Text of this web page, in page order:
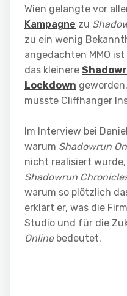
Wien gelangte vor
Kampagne zu
zu ein wenig
angedachten MMO
das kleinere
Lockdown
musste Cliffhanger
Im Interview bei
warum Shadowrun
nicht realisiert
Shadowrun
warum so plötzlich
erklärt er, was die
Studio und für die
Onlinebedeutet.